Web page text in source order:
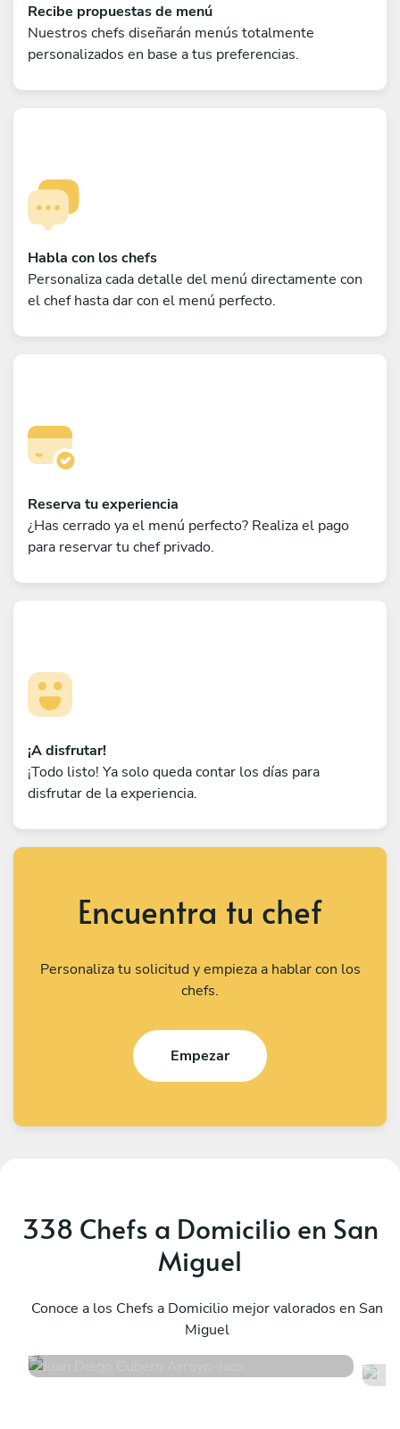
Recibe propuestas de menú
Nuestros chefs diseñarán menús totalmente
personalizados en base a tus preferencias.
Habla con los chefs
Personaliza cada detalle del menú directamente con
el chef hasta dar con el menú perfecto.
Reserva tu experiencia
¿Has cerrado ya el menú perfecto? Realiza el pago
para reservar tu chef privado.
¡A disfrutar!
¡Todo listo! Ya solo queda contar los días para
disfrutar de la experiencia.
Encuentra tu chef
Personaliza tu solicitud y empieza a hablar con los
chefs.
Empezar
338 Chefs a Domicilio en San
Miguel
Conoce a los Chefs a Domicilio mejor valorados en San
Miguel
Juan Diego Cubero Arroyo
Jaco